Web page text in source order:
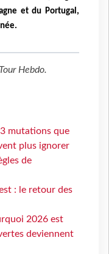
et du Portugal,
Tour Hebdo.
mutations que
plus ignorer
de
: le retour des
2026 est
deviennent